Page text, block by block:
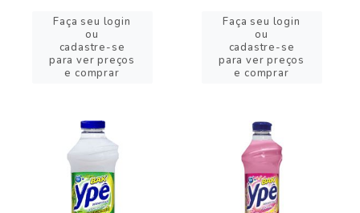
Faça seu login
ou
cadastre-se
para ver preços
e comprar
Faça seu login
ou
cadastre-se
para ver preços
e comprar